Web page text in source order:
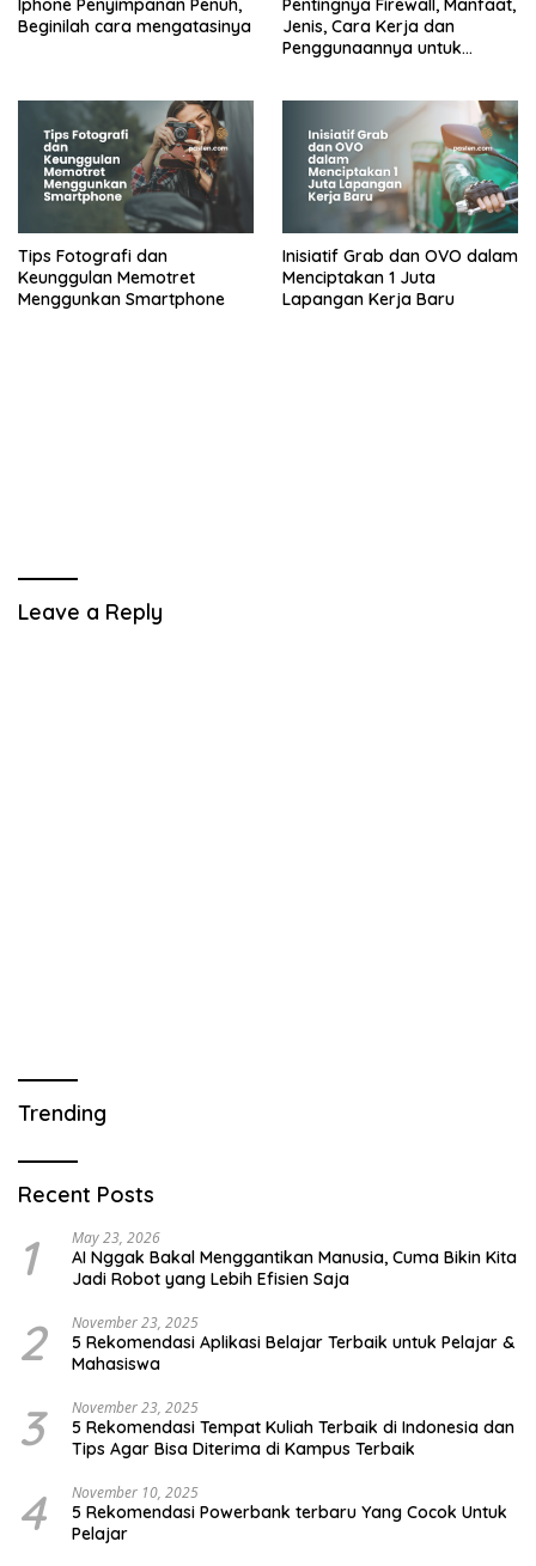
Iphone Penyimpanan Penuh,
Beginilah cara mengatasinya
Pentingnya Firewall, Manfaat,
Jenis, Cara Kerja dan
Penggunaannya untuk
Tips Fotografi dan
Keunggulan Memotret
Menggunkan Smartphone
Inisiatif Grab dan OVO dalam
Menciptakan 1 Juta
Lapangan Kerja Baru
Leave a Reply
Trending
Recent Posts
1 May 23, 2026
AI Nggak Bakal Menggantikan Manusia, Cuma Bikin Kita
Jadi Robot yang Lebih Efisien Saja
2 November 23, 2025
5 Rekomendasi Aplikasi Belajar Terbaik untuk Pelajar &
Mahasiswa
3 November 23, 2025
5 Rekomendasi Tempat Kuliah Terbaik di Indonesia dan
Tips Agar Bisa Diterima di Kampus Terbaik
4 November 10, 2025
5 Rekomendasi Powerbank terbaru Yang Cocok Untuk
Pelajar